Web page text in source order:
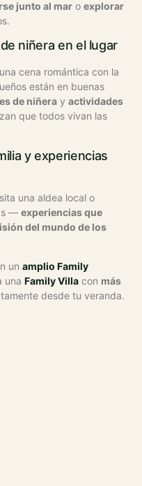
junto al mar o explorar
niñera en el lugar
cena romántica con la
están en buenas
de niñera y actividades
que todos vivan las
y experiencias
una aldea local o
— experiencias que
del mundo de los
un amplio Family
una Family Villa con más
desde tu veranda.